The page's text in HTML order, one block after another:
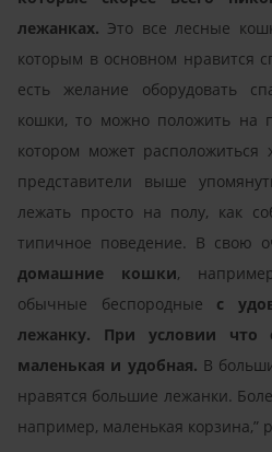
лежанках. Это все лесные
которым в основном нравится
есть желание оборудовать
кошки, то можно положить на
котором может
представители выше
лежать просто на полу, как
типичное поведение. В свою
домашние кошки,
обычные беспородные с
лежанку. При условии что
маленькая и удобная. В
нравятся большие лежанки.
например, маленькая корзина,”